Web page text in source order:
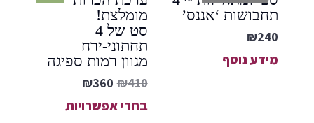
מומלצת!
סט של 4
תחתוני-ירח
מגוון רמות ספיגה
₪410
₪360
בחרי אפשרויות
תחבושות ‘אננס’
₪240
מידע נוסף